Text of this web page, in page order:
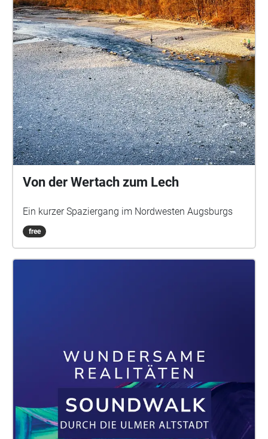
Von der Wertach zum Lech
Ein kurzer Spaziergang im Nordwesten Augsburgs
free